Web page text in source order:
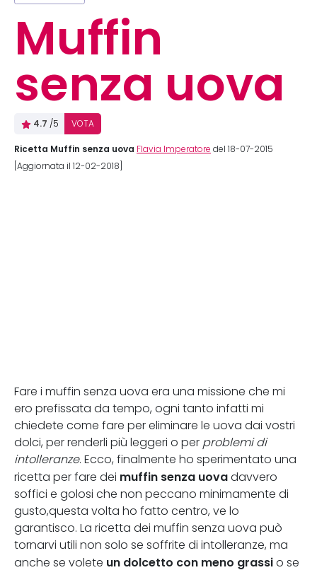
Muffin
senza uova
4.7 /5 VOTA
Ricetta Muffin senza uova Flavia Imperatore del 18-07-2015
[Aggiornata il 12-02-2018]
Fare i muffin senza uova era una missione che mi
ero prefissata da tempo, ogni tanto infatti mi
chiedete come fare per eliminare le uova dai vostri
dolci, per renderli più leggeri o per problemi di
intolleranze. Ecco, finalmente ho sperimentato una
ricetta per fare dei muffin senza uova davvero
soffici e golosi che non peccano minimamente di
gusto,questa volta ho fatto centro, ve lo
garantisco. La ricetta dei muffin senza uova può
tornarvi utili non solo se soffrite di intolleranze, ma
anche se volete un dolcetto con meno grassi o se